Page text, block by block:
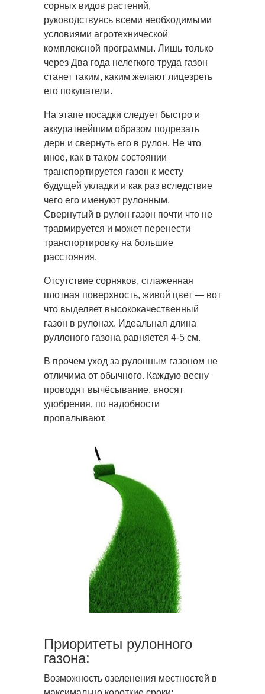
сорных видов растений,
руководствуясь всеми необходимыми
условиями агротехнической
комплексной программы. Лишь только
через Два года нелегкого труда газон
станет таким, каким желают лицезреть
его покупатели.
На этапе посадки следует быстро и
аккуратнейшим образом подрезать
дерн и свернуть его в рулон. Не что
иное, как в таком состоянии
транспортируется газон к месту
будущей укладки и как раз вследствие
чего его именуют рулонным.
Свернутый в рулон газон почти что не
травмируется и может перенести
транспортировку на большие
расстояния.
Отсутствие сорняков, сглаженная
плотная поверхность, живой цвет — вот
что выделяет высококачественный
газон в рулонах. Идеальная длина
руллоного газона равняется 4-5 см.
В прочем уход за рулонным газоном не
отличима от обычного. Каждую весну
проводят вычёсывание, вносят
удобрения, по надобности
пропалывают.
Приоритеты рулонного
газона:
Возможность озеленения местностей в